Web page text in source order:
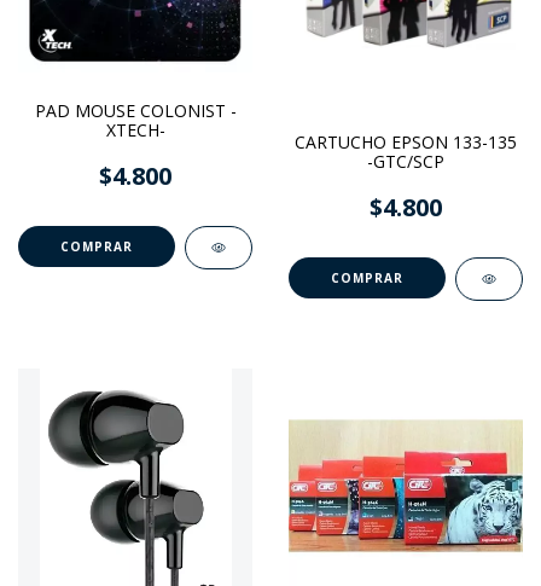
PAD MOUSE COLONIST -
XTECH-
$4.800
CARTUCHO EPSON 133-135
-GTC/SCP
$4.800
COMPRAR